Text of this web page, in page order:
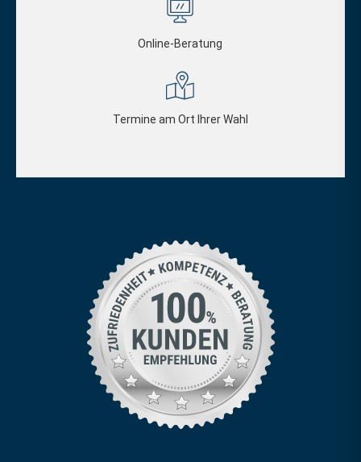
Online-Beratung
Termine am Ort Ihrer Wahl